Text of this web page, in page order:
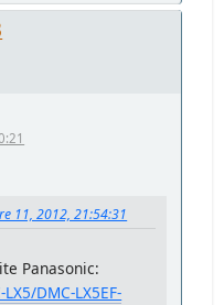
11, 2012, 21:54:31
Panasonic:
DMC-LX5EF-